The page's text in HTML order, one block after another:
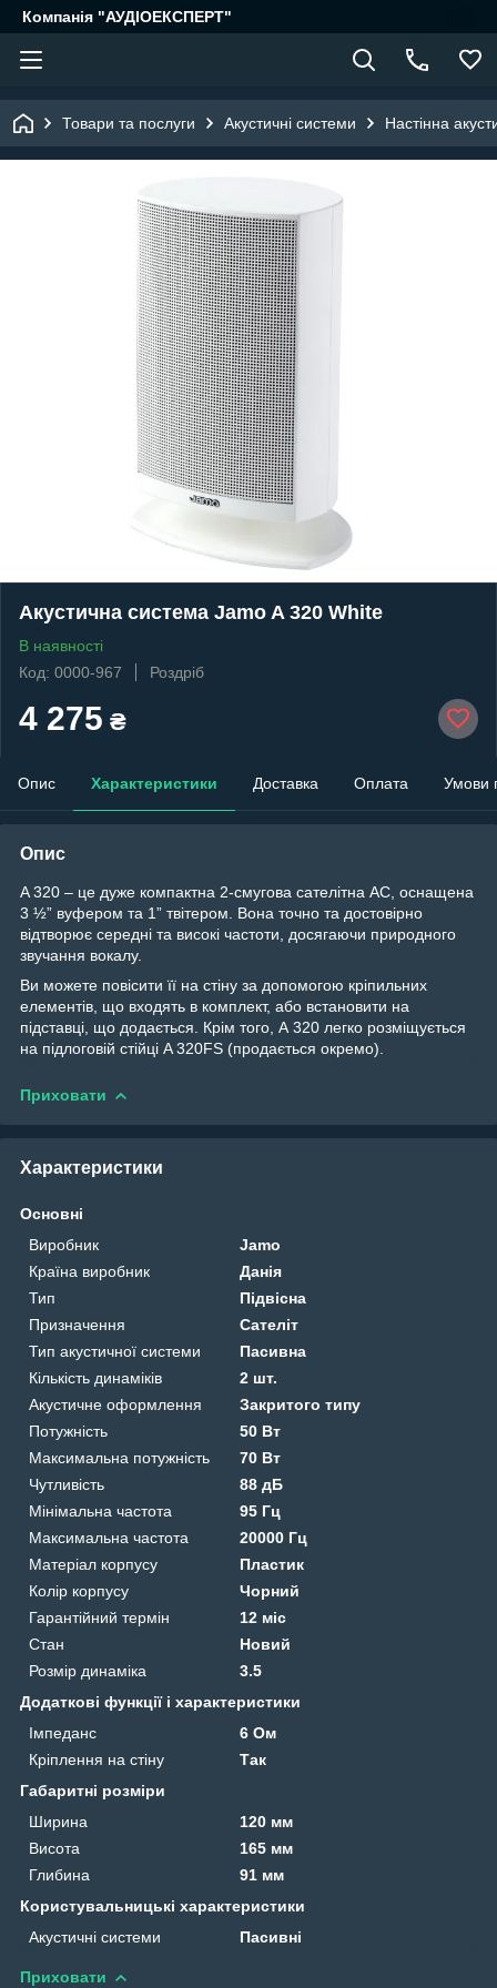
Компанія "АУДІОЕКСПЕРТ"
Товари та послуги Акустичні системи Настінна
Акустична система Jamo A 320 White
В наявності
Код: 0000-967
Роздріб
4 275 ₴
Опис Характеристики Доставка Оплата Умови
Опис
A 320 – це дуже компактна 2-смугова сателітна АС, оснащена
3 ½” вуфером та 1” твітером. Вона точно та достовірно
відтворює середні та високі частоти, досягаючи природного
звучання вокалу.
Ви можете повісити її на стіну за допомогою кріпильних
елементів, що входять в комплект, або встановити на
підставці, що додається. Крім того, А 320 легко розміщується
на підлоговій стійці A 320FS (продається окремо).
Приховати
Характеристики
Основні
Виробник
Jamo
Країна виробник
Данія
Тип
Підвісна
Призначення
Сателіт
Тип акустичної системи
Пасивна
Кількість динаміків
2 шт.
Акустичне оформлення
Закритого типу
Потужність
50 Вт
Максимальна потужність
70 Вт
Чутливість
88 дБ
Мінімальна частота
95 Гц
Максимальна частота
20000 Гц
Матеріал корпусу
Пластик
Колір корпусу
Чорний
Гарантійний термін
12 міс
Стан
Новий
Розмір динаміка
3.5
Додаткові функції і характеристики
Імпеданс
6 Ом
Кріплення на стіну
Так
Габаритні розміри
Ширина
120 мм
Висота
165 мм
Глибина
91 мм
Користувальницькі характеристики
Акустичні системи
Пасивні
Приховати